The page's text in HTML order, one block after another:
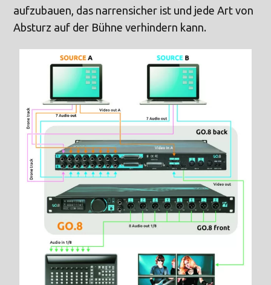
aufzubauen, das narrensicher ist und jede Art von
Absturz auf der Bühne verhindern kann.